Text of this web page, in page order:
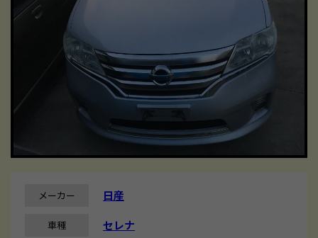
メーカー 日産
車種 セレナ